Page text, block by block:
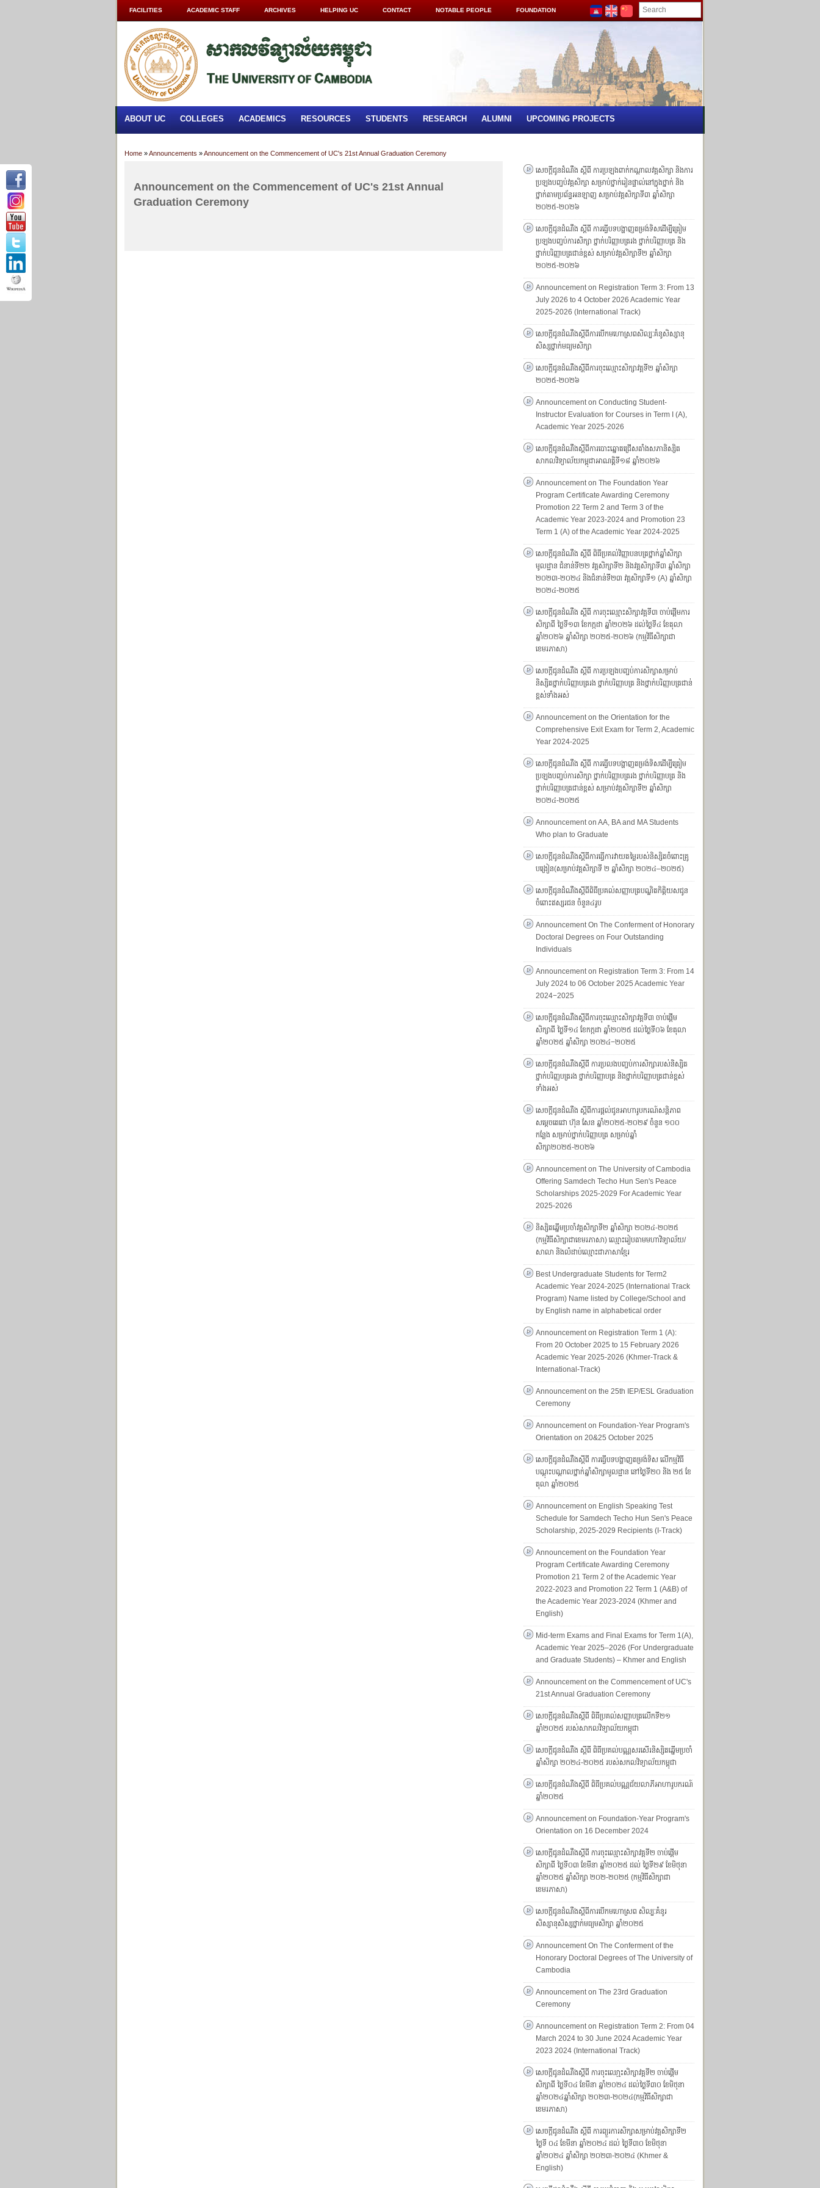
FACILITIES ACADEMIC STAFF ARCHIVES HELPING UC CONTACT NOTABLE PEOPLE FOUNDATION
ABOUT UC COLLEGES ACADEMICS RESOURCES STUDENTS RESEARCH ALUMNI UPCOMING PROJECTS
Home »Announcements »Announcement on the Commencement of UC's 21st Annual Graduation Ceremony
Announcement on the Commencement of UC's 21st Annual
Graduation Ceremony
សេចក្ដីជូនដំណឹង ស្ដីពី ការប្រឡងពាក់កណ្ដាលវគ្គសិក្សា និងការ
ប្រឡងបញ្ចប់វគ្គសិក្សា សម្រាប់ថ្នាក់រៀនផ្ទាល់នៅក្នុងថ្នាក់ និង
ថ្នាក់តាមប្រព័ន្ធអនឡាញ សម្រាប់វគ្គសិក្សាទី៣ ឆ្នាំសិក្សា
២០២៥-២០២៦
សេចក្តីជូនដំណឹង ស្តីពី ការធ្វើបទបង្ហាញតម្រង់ទិសដើម្បីត្រៀម
ប្រឡងបញ្ចប់ការសិក្សា ថ្នាក់បរិញ្ញាបត្ររង ថ្នាក់បរិញ្ញាបត្រ និង
ថ្នាក់បរិញ្ញាបត្រជាន់ខ្ពស់ សម្រាប់វគ្គសិក្សាទី២ ឆ្នាំសិក្សា
២០២៥-២០២៦
Announcement on Registration Term 3: From 13
July 2026 to 4 October 2026 Academic Year
2025-2026 (International Track)
សេចក្ដីជូនដំណឹងស្ដីពីការបើកមហោស្រពសិល្បៈគំនូសិស្សានុ
សិស្សថ្នាក់មធ្យមសិក្សា
សេចក្ដីជូនដំណឹងស្ដីពីការចុះឈ្មោះសិក្សាវគ្គទី២ ឆ្នាំសិក្សា
២០២៥-២០២៦
Announcement on Conducting Student-
Instructor Evaluation for Courses in Term I (A),
Academic Year 2025-2026
សេចក្តីជូនដំណឹងស្តីពីការបោះឆ្នោតជ្រើសតាំងសភានិស្សិត
សាកលវិទ្យាល័យកម្ពុជាអាណត្តិទី១៨ ឆ្នាំ២០២៦
Announcement on The Foundation Year
Program Certificate Awarding Ceremony
Promotion 22 Term 2 and Term 3 of the
Academic Year 2023-2024 and Promotion 23
Term 1 (A) of the Academic Year 2024-2025
សេចក្តីជូនដំណឹង ស្តីពី ពិធីប្រគល់វិញ្ញាបនបត្រថ្នាក់ឆ្នាំសិក្សា
មូលដ្ឋាន ជំនាន់ទី២២ វគ្គសិក្សាទី២ និងវគ្គសិក្សាទី៣ ឆ្នាំសិក្សា
២០២៣-២០២៤ និងជំនាន់ទី២៣ វគ្គសិក្សាទី១ (A) ឆ្នាំសិក្សា
២០២៤-២០២៥
សេចក្តីជូនដំណឹង ស្តីពី ការចុះឈ្មោះសិក្សាវគ្គទី៣ ចាប់ផ្តើមការ
សិក្សាពី ថ្ងៃទី១៣ ខែកក្កដា ឆ្នាំ២០២៦ ដល់ថ្ងៃទី៤ ខែតុលា
ឆ្នាំ២០២៦ ឆ្នាំសិក្សា ២០២៥-២០២៦ (កម្មវិធីសិក្សាជា
ខេមរភាសា)
សេចក្តីជូនដំណឹង ស្តីពី ការប្រឡងបញ្ចប់ការសិក្សាសម្រាប់
និស្សិតថ្នាក់បរិញ្ញាបត្ររង ថ្នាក់បរិញ្ញាបត្រ និងថ្នាក់បរិញ្ញាបត្រជាន់
ខ្ពស់ទាំងអស់
Announcement on the Orientation for the
Comprehensive Exit Exam for Term 2, Academic
Year 2024-2025
សេចក្តីជូនដំណឹង ស្តីពី ការធ្វើបទបង្ហាញតម្រង់ទិសដើម្បីត្រៀម
ប្រឡងបញ្ចប់ការសិក្សា ថ្នាក់បរិញ្ញាបត្ររង ថ្នាក់បរិញ្ញាបត្រ និង
ថ្នាក់បរិញ្ញាបត្រជាន់ខ្ពស់ សម្រាប់វគ្គសិក្សាទី២ ឆ្នាំសិក្សា
២០២៤-២០២៥
Announcement on AA, BA and MA Students
Who plan to Graduate
សេចក្តីជូនដំណឹងស្តីពីការធ្វើការវាយតម្លៃរបស់និស្សិតចំពោះគ្រូ
បង្រៀន(សម្រាប់វគ្គសិក្សាទី ២ ឆ្នាំសិក្សា ២០២៤–២០២៥)
សេចក្តីជូនដំណឹងស្ដីពីពិធីប្រគល់សញ្ញាបត្របណ្ឌិតកិត្តិយសជូន
ចំពោះឥស្សរជន ចំនួន៤រូប
Announcement On The Conferment of Honorary
Doctoral Degrees on Four Outstanding
Individuals
Announcement on Registration Term 3: From 14
July 2024 to 06 October 2025 Academic Year
2024−2025
សេចក្ដីជូនដំណឹងស្ដីពីការចុះឈ្មោះសិក្សាវគ្គទី៣ ចាប់ផ្តើម
សិក្សាពី ថ្ងៃទី១៤ ខែកក្កដា ឆ្នាំ២០២៥ ដល់ថ្ងៃទី០៦ ខែតុលា
ឆ្នាំ២០២៥ ឆ្នាំសិក្សា ២០២៤−២០២៥
សេចក្តីជូនដំណឹងស្តីពី ការប្រលងបញ្ចប់ការសិក្សារបស់និស្សិត
ថ្នាក់បរិញ្ញបត្ររង ថ្នាក់បរិញ្ញាបត្រ និងថ្នាក់បរិញ្ញាបត្រជាន់ខ្ពស់
ទាំងអស់
សេចក្តីជូនដំណឹង ស្តីពីការផ្តល់ជូនអាហារូបករណ៍សន្តិភាព
សម្ដេចតេជោ ហ៊ុន សែន ឆ្នាំ២០២៥-២០២៩ ចំនួន ១០០
កន្លែង សម្រាប់ថ្នាក់បរិញ្ញាបត្រ សម្រាប់ឆ្នាំ
សិក្សា២០២៥-២០២៦
Announcement on The University of Cambodia
Offering Samdech Techo Hun Sen's Peace
Scholarships 2025-2029 For Academic Year
2025-2026
និស្សិតឆ្នើមប្រចាំវគ្គសិក្សាទី២ ឆ្នាំសិក្សា ២០២៤-២០២៥
(កម្មវិធីសិក្សាជាខេមរភាសា) ឈ្មោះរៀបតាមមហាវិទ្យាល័យ/
សាលា និងលំដាប់ឈ្មោះជាភាសាខ្មែរ
Best Undergraduate Students for Term2
Academic Year 2024-2025 (International Track
Program) Name listed by College/School and
by English name in alphabetical order
Announcement on Registration Term 1 (A):
From 20 October 2025 to 15 February 2026
Academic Year 2025-2026 (Khmer-Track &
International-Track)
Announcement on the 25th IEP/ESL Graduation
Ceremony
Announcement on Foundation-Year Program's
Orientation on 20&25 October 2025
សេចក្ដីជូនដំណឹងស្ដីពី ការធ្វើបទបង្ហាញតម្រង់ទិស លើកម្មវិធី
បណ្ដុះបណ្ដាលថ្នាក់ឆ្នាំសិក្សាមូលដ្ឋាន នៅថ្ងៃទី២០ និង ២៥ ខែ
តុលា ឆ្នាំ២០២៥
Announcement on English Speaking Test
Schedule for Samdech Techo Hun Sen's Peace
Scholarship, 2025-2029 Recipients (I-Track)
Announcement on the Foundation Year
Program Certificate Awarding Ceremony
Promotion 21 Term 2 of the Academic Year
2022-2023 and Promotion 22 Term 1 (A&B) of
the Academic Year 2023-2024 (Khmer and
English)
Mid-term Exams and Final Exams for Term 1(A),
Academic Year 2025–2026 (For Undergraduate
and Graduate Students) – Khmer and English
Announcement on the Commencement of UC's
21st Annual Graduation Ceremony
សេចក្តីជូនដំណឹងស្តីពី ពិធីប្រគល់សញ្ញាបត្រលើកទី២១
ឆ្នាំ២០២៥ របស់សាកលវិទ្យាល័យកម្ពុជា
សេចក្តីជូនដំណឹង ស្តីពី ពិធីប្រគល់បណ្ណសរសើរនិស្សិតឆ្នើមប្រចាំ
ឆ្នាំសិក្សា ២០២៤-២០២៥ របស់សកលវិទ្យាល័យកម្ពុជា
សេចក្ដីជូនដំណឹងស្ដីពី ពិធីប្រគល់បណ្ណជ័យលាភីអាហារូបករណ៍​​​​​​
ឆ្នាំ២០២៥
Announcement on Foundation-Year Program's
Orientation on 16 December 2024
សេចក្តីជូនដំណឹងស្តីពី ការចុះឈ្មោះសិក្សាវគ្គទី២ ចាប់ផ្តើម
សិក្សាពី ថ្ងៃទី០៣ ខែមីនា ឆ្នាំ២០២៥ ដល់ ថ្ងៃទី២៩ ខែមិថុនា
ឆ្នាំ២០២៥ ឆ្នាំសិក្សា ២០២-២០២៥ (កម្មវិធីសិក្សាជា
ខេមរភាសា)
សេចក្តីជូនដំណឹងស្តីពីការបើកមហោស្រព សិល្បៈគំនូរ
សិស្សានុសិស្សថ្នាក់មធ្យមសិក្សា ឆ្នាំ២០២៥
Announcement On The Conferment of the
Honorary Doctoral Degrees of The University of
Cambodia
Announcement on The 23rd Graduation
Ceremony
Announcement on Registration Term 2: From 04
March 2024 to 30 June 2024 Academic Year
2023 2024 (International Track)
សេចក្តីជូនដំណឹងស្តីពី ការចុះឈោ្មះសិក្សាវគ្គទី២ ចាប់ផ្តើម
សិក្សាពី ថ្ងៃទី០៤ ខែមីនា ឆ្នាំ២០២៤ ដល់ថ្ងៃទី៣០ ខែមិថុនា
ឆ្នាំ២០២៤ឆ្នាំសិក្សា ២០២៣-២០២៤(កម្មវិធីសិក្សាជា
ខេមរភាសា)
សេចក្ដីជូនដំណឹង ស្ដីពី ការព្យួរការសិក្សាសម្រាប់វគ្គសិក្សាទី២
ថ្ងៃទី ០៤ ខែមីនា ឆ្នាំ២០២៤ ដល់ ថ្ងៃទី៣០ ខែមិថុនា
ឆ្នាំ២០២៤ ឆ្នាំសិក្សា ២០២៣-២០២៤ (Khmer &
English)